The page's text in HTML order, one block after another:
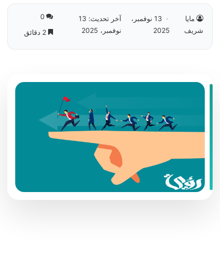
مايا
شريف
13 نوفمبر،
2025
آخر تحديث: 13
نوفمبر، 2025
0
2 دقائق